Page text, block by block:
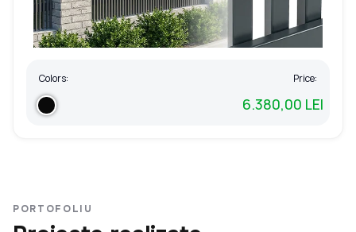
Colors: Price:
6.380,00 LEI
PORTOFOLIU